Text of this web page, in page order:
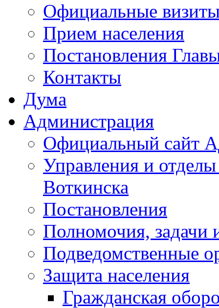
Официальные
Прием населения
Постановления
Контакты
Дума
Администрация
Официальный сайт
Управления и
Воткинска
Постановления
Полномочия, задачи
Подведомственные
Защита населения
Гражданская